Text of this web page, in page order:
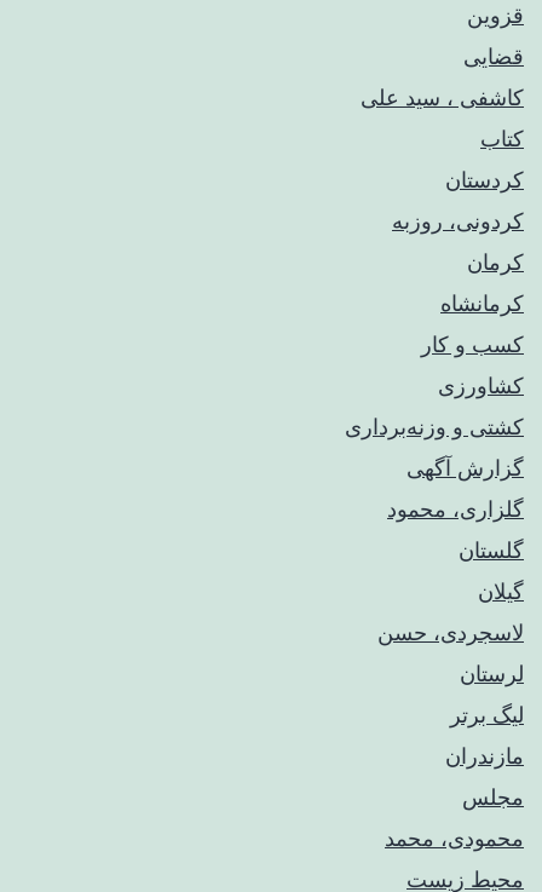
قزوین
قضایی
کاشفی ، سید علی
کتاب
کردستان
کردونی، روزبه
کرمان
کرمانشاه
کسب و کار
کشاورزی
کشتی و وزنه‌برداری
گزارش آگهی
گلزاری، محمود
گلستان
گیلان
لاسجردی، حسن
لرستان
لیگ برتر
مازندران
مجلس
محمودی، محمد
محیط زیست